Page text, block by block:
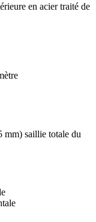
en acier traité de
mm) saillie totale du